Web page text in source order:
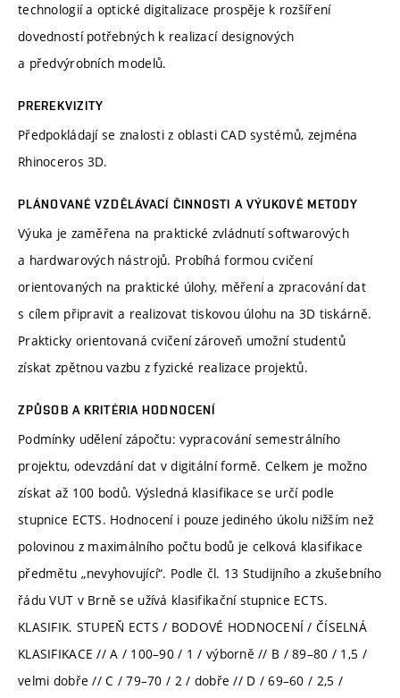
technologií a optické digitalizace prospěje k rozšíření
dovedností potřebných k realizací designových
a předvýrobních modelů.
PREREKVIZITY
Předpokládají se znalosti z oblasti CAD systémů, zejména
Rhinoceros 3D.
PLÁNOVANÉ VZDĚLÁVACÍ ČINNOSTI A VÝUKOVÉ METODY
Výuka je zaměřena na praktické zvládnutí softwarových
a hardwarových nástrojů. Probíhá formou cvičení
orientovaných na praktické úlohy, měření a zpracování dat
s cílem připravit a realizovat tiskovou úlohu na 3D tiskárně.
Prakticky orientovaná cvičení zároveň umožní studentů
získat zpětnou vazbu z fyzické realizace projektů.
ZPŮSOB A KRITÉRIA HODNOCENÍ
Podmínky udělení zápočtu: vypracování semestrálního
projektu, odevzdání dat v digitální formě. Celkem je možno
získat až 100 bodů. Výsledná klasifikace se určí podle
stupnice ECTS. Hodnocení i pouze jediného úkolu nižším než
polovinou z maximálního počtu bodů je celková klasifikace
předmětu „nevyhovující“. Podle čl. 13 Studijního a zkušebního
řádu VUT v Brně se užívá klasifikační stupnice ECTS.
KLASIFIK. STUPEŇ ECTS / BODOVÉ HODNOCENÍ / ČÍSELNÁ
KLASIFIKACE // A / 100–90 / 1 / výborně // B / 89–80 / 1,5 /
velmi dobře // C / 79–70 / 2 / dobře // D / 69–60 / 2,5 /